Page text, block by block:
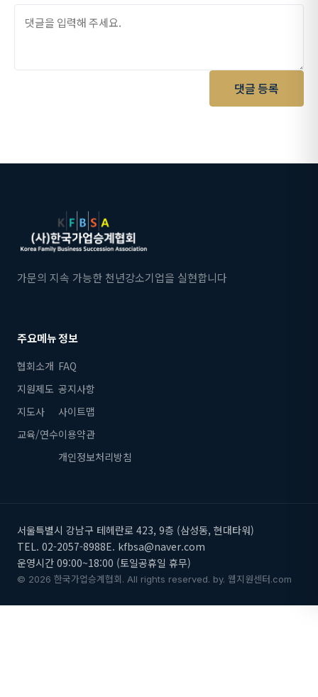
댓글 등록
가문의 지속 가능한 천년강소기업을 실현합니다
주요메뉴
협회소개
지원제도
지도사
교육/연수
정보
FAQ
공지사항
사이트맵
이용약관
개인정보처리방침
서울특별시 강남구 테헤란로 423, 9층 (삼성동, 현대타워)
TEL. 02-2057-8988E. kfbsa@naver.com
운영시간 09:00~18:00 (토일공휴일 휴무)
© 2026 한국가업승계협회. All rights reserved. by. 웹지원센터.com